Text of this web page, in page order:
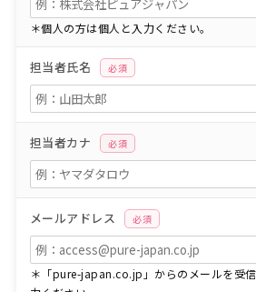
＊個人の方は個人と入力ください。
担当者氏名 必須
担当者カナ 必須
メールアドレス 必須
＊「pure-japan.co.jp」からのメールを受